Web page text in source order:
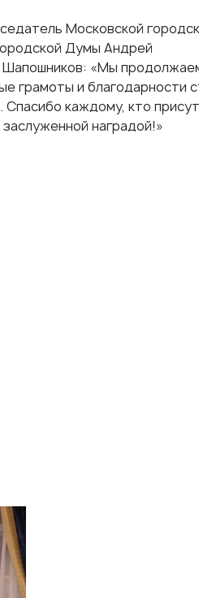
Московской
Думы Андрей
Шапошников: «Мы
грамоты и благодарности
каждому, кто
наградой!»